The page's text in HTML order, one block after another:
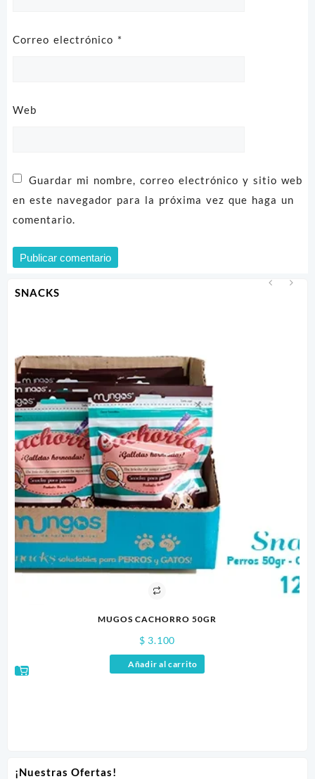
SNACKS
MUGOS CACHORRO 50GR
$ 3.100
Añadir al carrito
¡Nuestras Ofertas!
Correo electrónico *
Web
Guardar mi nombre, correo electrónico y sitio web
en este navegador para la próxima vez que haga un
comentario.